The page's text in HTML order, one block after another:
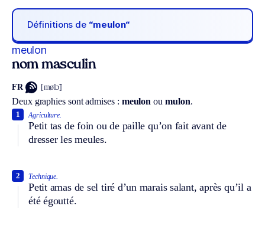
Définitions de “meulon“
meulon
nom masculin
FR [mølɔ̃]
Deux graphies sont admises : meulon ou mulon.
Agriculture.
Petit tas de foin ou de paille qu’on fait avant de
dresser les meules.
1
Technique.
Petit amas de sel tiré d’un marais salant, après qu’il a
été égoutté.
2